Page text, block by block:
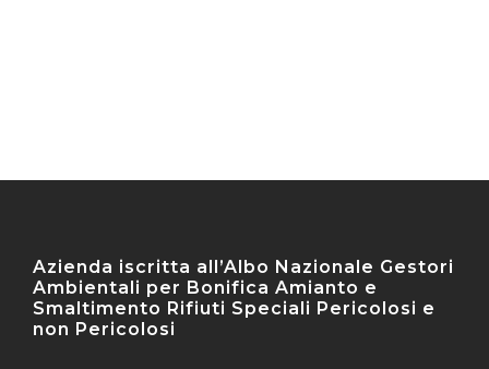
Azienda iscritta all’Albo Nazionale Gestori
Ambientali per Bonifica Amianto e
Smaltimento Rifiuti Speciali Pericolosi e
non Pericolosi